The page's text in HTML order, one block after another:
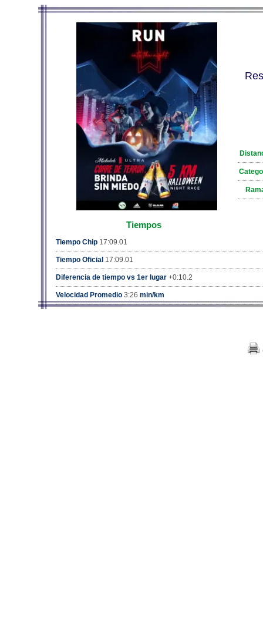
Tiempos
Tiempo Chip 17:09.01
Tiempo Oficial 17:09.01
Diferencia de tiempo vs 1er lugar +0:10.2
Velocidad Promedio 3:26 min/km